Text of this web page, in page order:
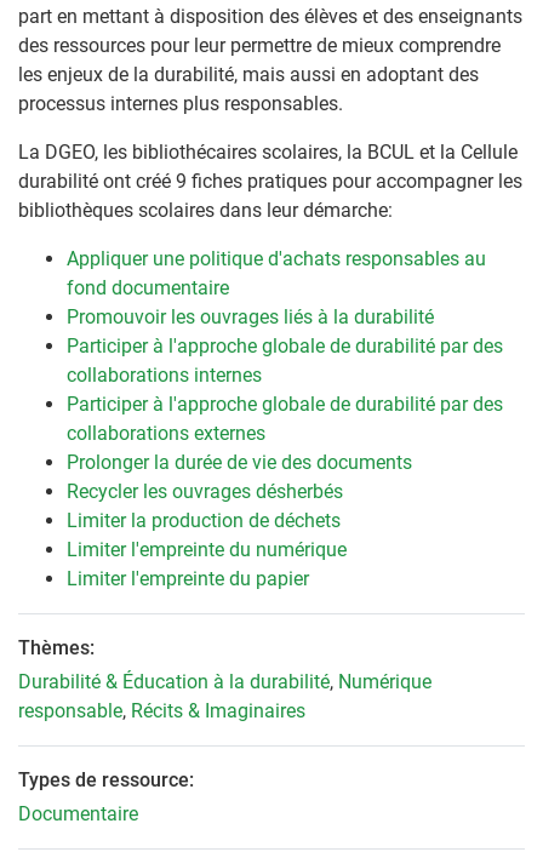
part en mettant à disposition des élèves et des enseignants
des ressources pour leur permettre de mieux comprendre
les enjeux de la durabilité, mais aussi en adoptant des
processus internes plus responsables.
La DGEO, les bibliothécaires scolaires, la BCUL et la Cellule
durabilité ont créé 9 fiches pratiques pour accompagner les
bibliothèques scolaires dans leur démarche:
Appliquer une politique d'achats responsables au
fond documentaire
Promouvoir les ouvrages liés à la durabilité
Participer à l'approche globale de durabilité par des
collaborations internes
Participer à l'approche globale de durabilité par des
collaborations externes
Prolonger la durée de vie des documents
Recycler les ouvrages désherbés
Limiter la production de déchets
Limiter l'empreinte du numérique
Limiter l'empreinte du papier
Thèmes:
Durabilité & Éducation à la durabilité, Numérique
responsable, Récits & Imaginaires
Types de ressource:
Documentaire